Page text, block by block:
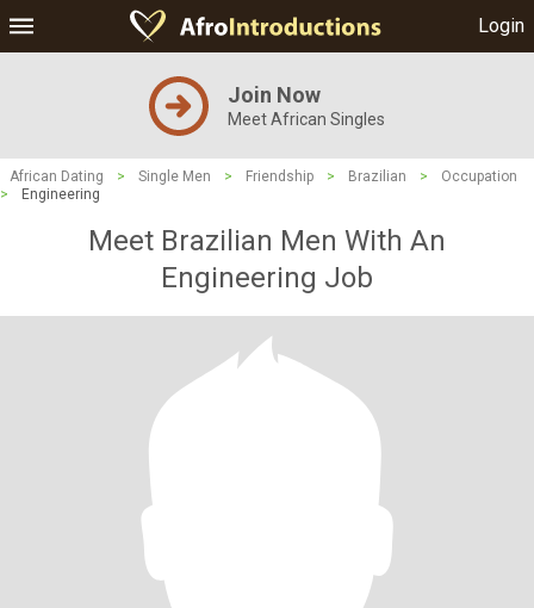
Login
Join Now
Meet African Singles
African Dating > Single Men > Friendship > Brazilian >
Occupation
>
Engineering
Meet Brazilian Men With An
Engineering Job